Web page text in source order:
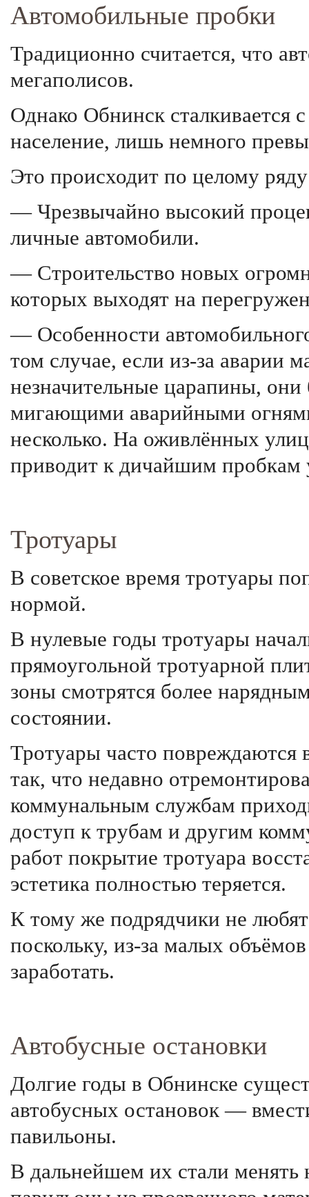
Автомобильные пробки
Традиционно считается, что
мегаполисов.
Однако Обнинск сталкивается
население, лишь немного
Это происходит по целому
— Чрезвычайно высокий
личные автомобили.
— Строительство новых
которых выходят на
— Особенности
том случае, если из-за
незначительные царапины, они
мигающими аварийными
несколько. На оживлённых
приводит к дичайшим пробкам
Тротуары
В советское время тротуары
нормой.
В нулевые годы тротуары
прямоугольной тротуарной
зоны смотрятся более
состоянии.
Тротуары часто
так, что недавно
коммунальным службам
доступ к трубам и другим
работ покрытие тротуара
эстетика полностью теряется.
К тому же подрядчики не
поскольку, из-за малых
заработать.
Автобусные остановки
Долгие годы в Обнинске
автобусных остановок —
павильоны.
В дальнейшем их стали менять